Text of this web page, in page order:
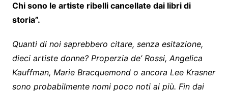
Chi sono le artiste ribelli cancellate dai libri di
storia”.
Quanti di noi saprebbero citare, senza esitazione,
dieci artiste donne? Properzia de’ Rossi, Angelica
Kauffman, Marie Bracquemond o ancora Lee Krasner
sono probabilmente nomi poco noti ai più. Fin dai